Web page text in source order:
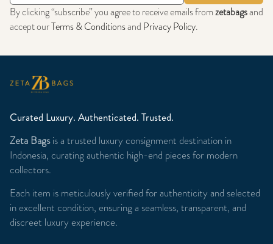
By clicking “subscribe” you agree to receive emails fromzetabagsand
accept ourTerms & Conditionsand Privacy Policy.
Curated Luxury. Authenticated. Trusted.
Zeta Bagsis a trusted luxury consignment destination in
Indonesia, curating authentic high-end pieces for modern
collectors.
Each item is meticulously verified for authenticity and selected
in excellent condition, ensuring a seamless, transparent, and
discreet luxury experience.